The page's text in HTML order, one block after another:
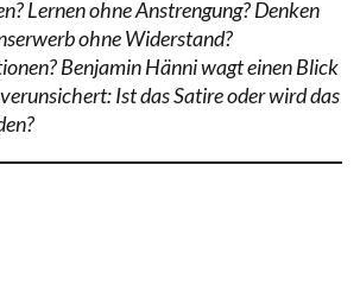
Lernen ohne Anstrengung? Denken
ohne Widerstand?
Benjamin Hänni wagt einen Blick
Ist das Satire oder wird das